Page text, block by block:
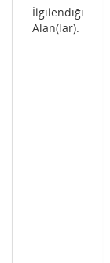
İlgilendiği
Alan(lar):